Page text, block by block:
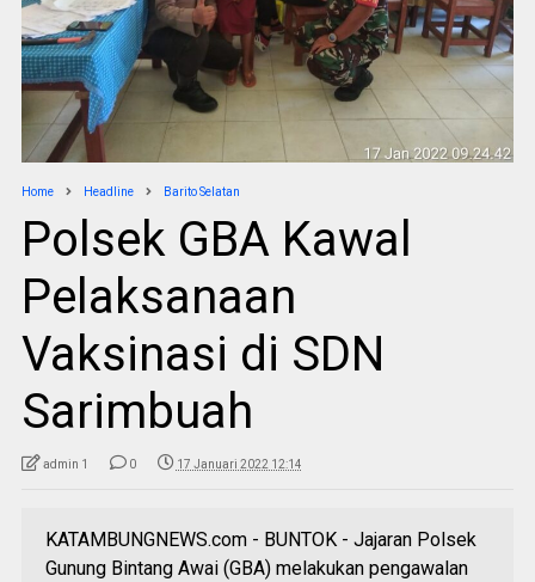
Home Headline Barito Selatan
Polsek GBA Kawal
Pelaksanaan
Vaksinasi di SDN
Sarimbuah
admin 1 0 17 Januari 2022 12:14
KATAMBUNGNEWS.com - BUNTOK - Jajaran Polsek
Gunung Bintang Awai (GBA) melakukan pengawalan